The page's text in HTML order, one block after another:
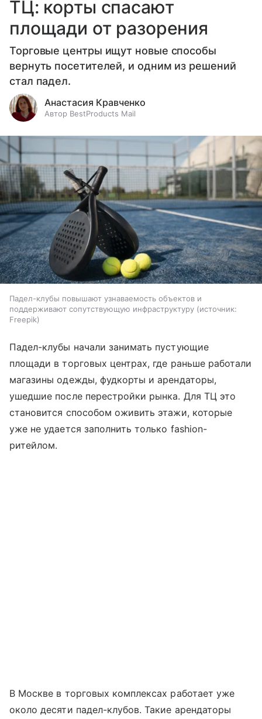
ТЦ: корты спасают
площади от разорения
Торговые центры ищут новые способы
вернуть посетителей, и одним из решений
стал падел.
Анастасия Кравченко
Автор BestProducts Mail
Падел-клубы повышают узнаваемость объектов и
поддерживают сопутствующую инфраструктуру
источник:
Freepik
Падел-клубы начали занимать пустующие
площади в торговых центрах, где раньше работали
магазины одежды, фудкорты и арендаторы,
ушедшие после перестройки рынка. Для ТЦ это
становится способом оживить этажи, которые
уже не удается заполнить только fashion-
ритейлом.
В Москве в торговых комплексах работает уже
около десяти падел-клубов. Такие арендаторы